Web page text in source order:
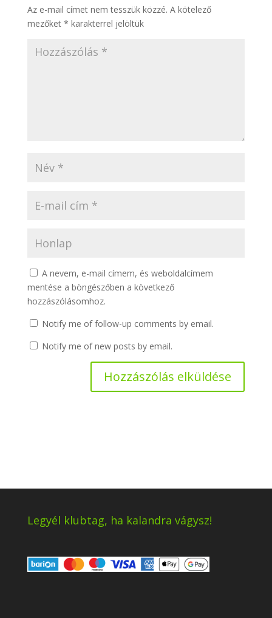
Az e-mail címet nem tesszük közzé. A kötelező
mezőket * karakterrel jelöltük
A nevem, e-mail címem, és weboldalcímem
mentése a böngészőben a következő
hozzászólásomhoz.
Notify me of follow-up comments by email.
Notify me of new posts by email.
Legyél klubtag, ha kalandra vágysz!